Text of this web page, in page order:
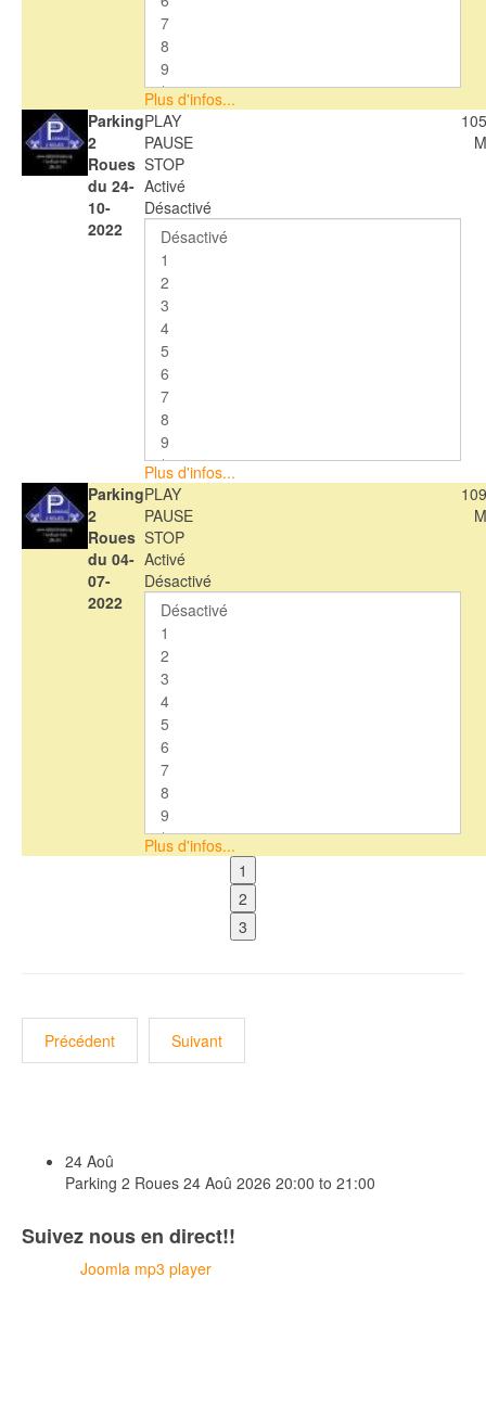
Plus d'infos...
Parking
2
Roues
du 24-
10-
2022
PLAY
PAUSE
STOP
Activé
Désactivé
Plus d'infos...
Parking
2
Roues
du 04-
07-
2022
PLAY
PAUSE
STOP
Activé
Désactivé
Plus d'infos...
Précédent Suivant
24 Aoû
Parking 2 Roues 24 Aoû 2026 20:00 to 21:00
Suivez nous en direct!!
Joomla mp3 player